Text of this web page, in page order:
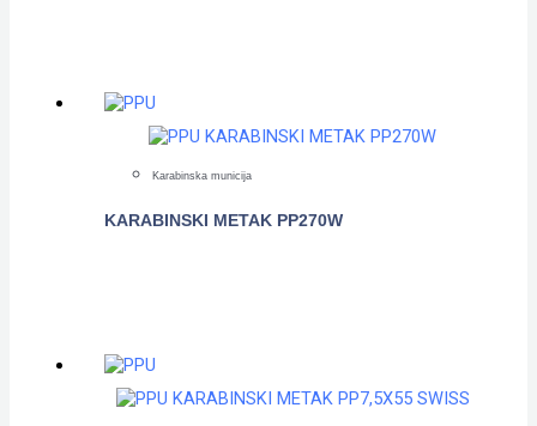
Karabinska municija
KARABINSKI METAK PP270W